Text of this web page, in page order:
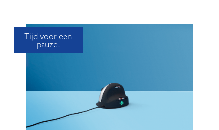
Tijd voor een
pauze!